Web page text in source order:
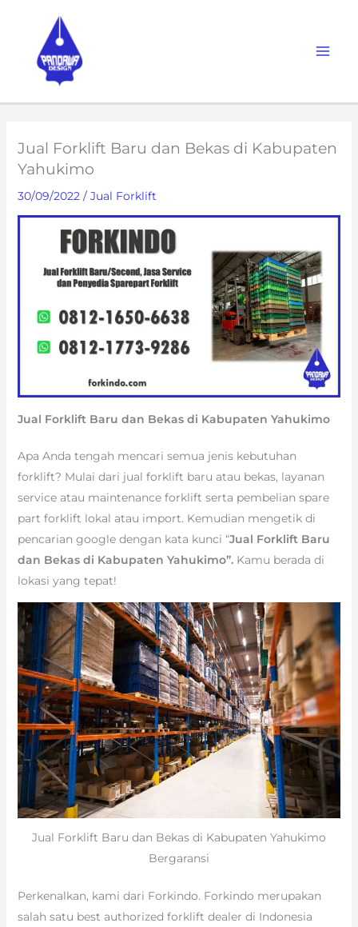
content
Jual Forklift Baru dan Bekas di Kabupaten
Yahukimo
30/09/2022 / Jual Forklift
Jual Forklift Baru dan Bekas di Kabupaten Yahukimo
Apa Anda tengah mencari semua jenis kebutuhan
forklift? Mulai dari jual forklift baru atau bekas, layanan
service atau maintenance forklift serta pembelian spare
part forklift lokal atau import. Kemudian mengetik di
pencarian google dengan kata kunci “Jual Forklift Baru
dan Bekas di Kabupaten Yahukimo”. Kamu berada di
lokasi yang tepat!
Jual Forklift Baru dan Bekas di Kabupaten Yahukimo
Bergaransi
Perkenalkan, kami dari Forkindo. Forkindo merupakan
salah satu best authorized forklift dealer di Indonesia